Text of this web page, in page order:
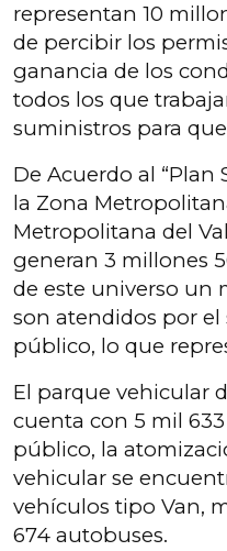
representan 10
de percibir los
ganancia de los
todos los que
suministros para
De Acuerdo al “Plan
la Zona
Metropolitana del
generan 3 millones
de este universo un
son atendidos por
público, lo que
El parque vehicular
cuenta con 5 mil
público, la
vehicular se
vehículos tipo Van,
674 autobuses.